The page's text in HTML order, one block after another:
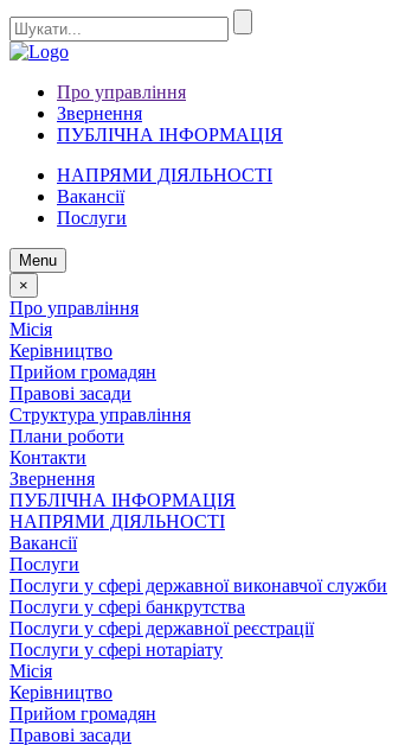
Про управління
Звернення
ПУБЛІЧНА ІНФОРМАЦІЯ
НАПРЯМИ ДІЯЛЬНОСТІ
Вакансії
Послуги
Menu
×
Про управління
Місія
Керівництво
Прийом громадян
Правові засади
Структура управління
Плани роботи
Контакти
Звернення
ПУБЛІЧНА ІНФОРМАЦІЯ
НАПРЯМИ ДІЯЛЬНОСТІ
Вакансії
Послуги
Послуги у сфері державної виконавчої служби
Послуги у сфері банкрутства
Послуги у сфері державної реєстрації
Послуги у сфері нотаріату
Місія
Керівництво
Прийом громадян
Правові засади